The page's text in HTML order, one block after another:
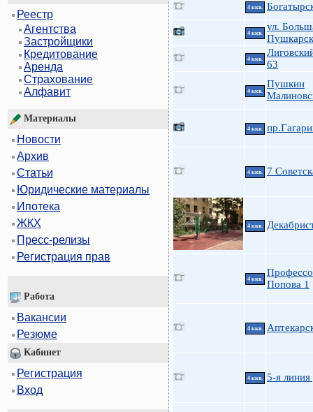
Реестр
Агентства
Застройщики
Кредитование
Аренда
Страхование
Алфавит
Материалы
Новости
Архив
Статьи
Юридические материалы
Ипотека
ЖКХ
Пресс-релизы
Регистрация прав
Работа
Вакансии
Резюме
Кабинет
Регистрация
Вход
4 ккв.
4 ккв.
ул.
4 ккв.
63
4 ккв.
Пушкин
4 ккв.
4 ккв. 7
4 ккв.
4 ккв.
Попова 1
4 ккв.
4 ккв. 5-я